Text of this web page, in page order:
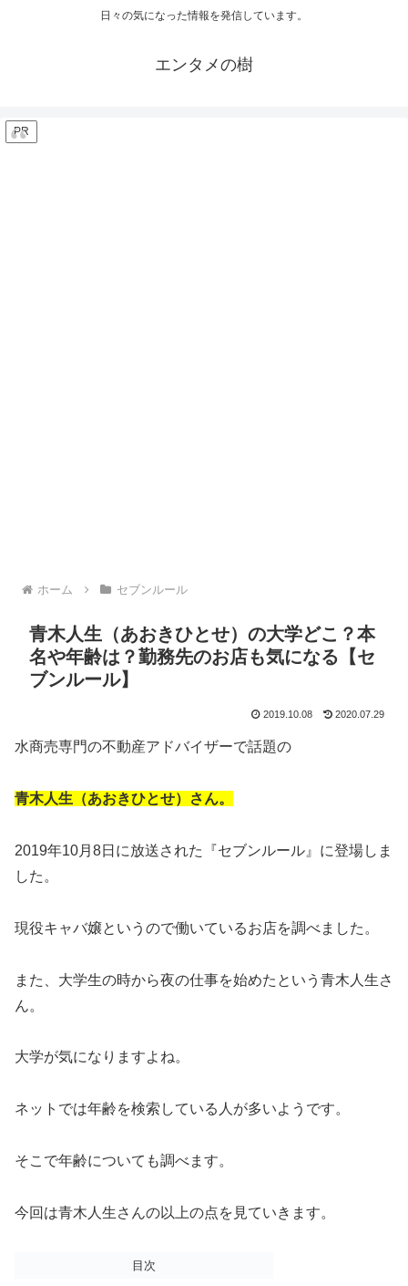
日々の気になった情報を発信しています。
エンタメの樹
PR
ホーム セブンルール
青木人生（あおきひとせ）の大学どこ？本
名や年齢は？勤務先のお店も気になる【セ
ブンルール】
2019.10.08 2020.07.29
水商売専門の不動産アドバイザーで話題の
青木人生（あおきひとせ）さん。
2019年10月8日に放送された『セブンルール』に登場しま
した。
現役キャバ嬢というので働いているお店を調べました。
また、大学生の時から夜の仕事を始めたという青木人生さ
ん。
大学が気になりますよね。
ネットでは年齢を検索している人が多いようです。
そこで年齢についても調べます。
今回は青木人生さんの以上の点を見ていきます。
目次